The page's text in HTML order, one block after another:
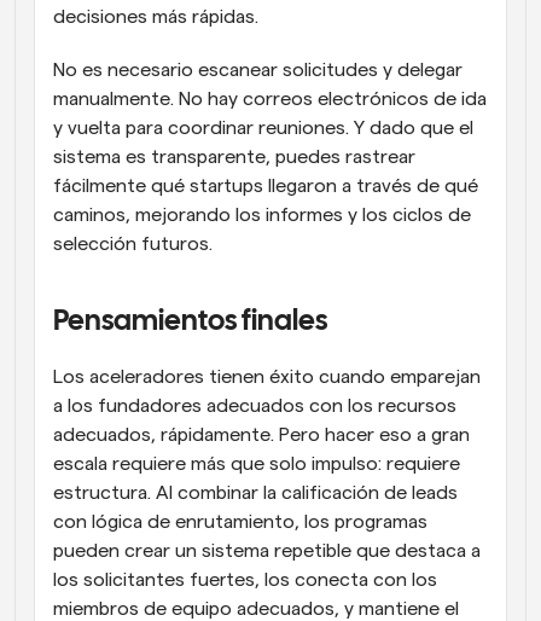
decisiones más rápidas.
No es necesario escanear solicitudes y delegar
manualmente. No hay correos electrónicos de ida
y vuelta para coordinar reuniones. Y dado que el
sistema es transparente, puedes rastrear
fácilmente qué startups llegaron a través de qué
caminos, mejorando los informes y los ciclos de
selección futuros.
Pensamientos finales
Los aceleradores tienen éxito cuando emparejan
a los fundadores adecuados con los recursos
adecuados, rápidamente. Pero hacer eso a gran
escala requiere más que solo impulso: requiere
estructura. Al combinar la calificación de leads
con lógica de enrutamiento, los programas
pueden crear un sistema repetible que destaca a
los solicitantes fuertes, los conecta con los
miembros de equipo adecuados, y mantiene el